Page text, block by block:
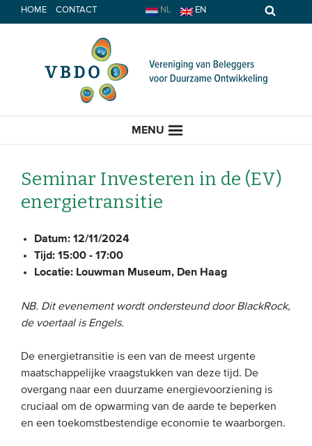
Spring
naar
HOME CONTACT NL EN
MENU
HOME
Opinie
Van de VBDO
Van leden & partners
Seminar Investeren in de (EV)
energietransitie
Datum:12/11/2024
Tijd:15:00 - 17:00
Locatie: Louwman Museum, Den Haag
NB. Dit evenement wordt ondersteund door BlackRock,
de voertaal is Engels.
De energietransitie is een van de meest urgente
maatschappelijke vraagstukken van deze tijd. De
overgang naar een duurzame energievoorziening is
cruciaal om de opwarming van de aarde te beperken
en een toekomstbestendige economie te waarborgen.